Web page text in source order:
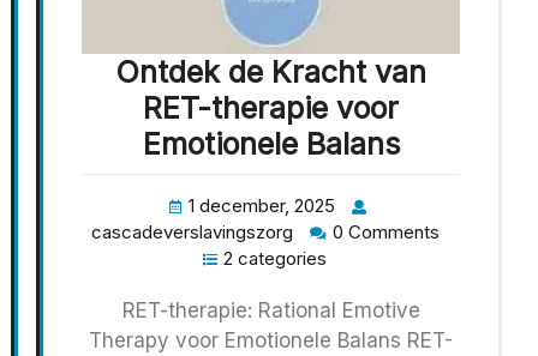
Ontdek de Kracht van
RET-therapie voor
Emotionele Balans
1 december, 2025
cascadeverslavingszorg
0 Comments
2 categories
RET-therapie: Rational Emotive
Therapy voor Emotionele Balans RET-